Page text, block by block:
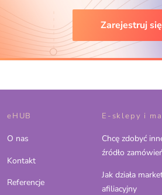
Zarejestruj się
eHUB
O nas
Kontakt
Referencje
E-sklepy i
Chcę zdobyć
źródło
Jak działa
afiliacyjny